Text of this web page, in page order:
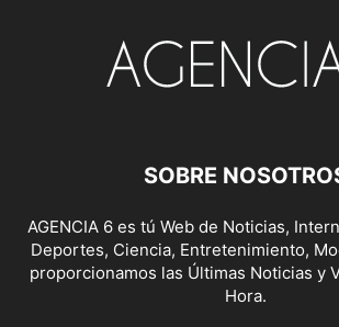
SOBRE
AGENCIA 6 es tú Web de Noticias,
Deportes, Ciencia, Entretenimiento,
proporcionamos las Últimas Noticias y
Hora.